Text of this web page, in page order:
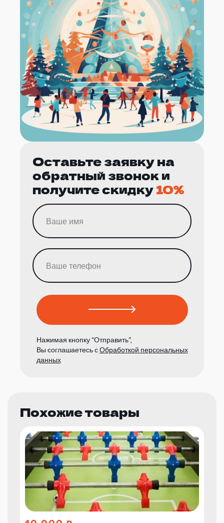
Оставьте заявку на
обратный звонок и
получите скидку10%
Нажимая кнопку “Отправить”,
Вы соглашаетесь сОбработкой персональных
данных
Похожие товары